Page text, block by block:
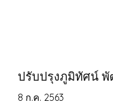
ปรับปรุงภูมิทัศน์ พั
8 ก.ค. 2563